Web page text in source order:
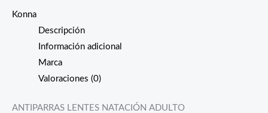
Konna
Descripción
Información adicional
Marca
Valoraciones (0)
ANTIPARRAS LENTES NATACIÓN ADULTO